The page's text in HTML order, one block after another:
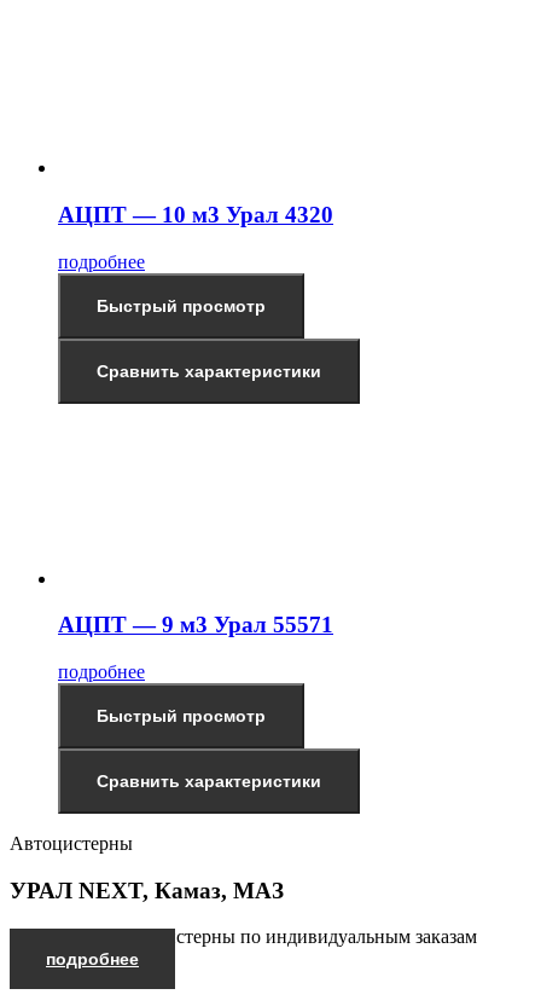
АЦПТ — 10 м3 Урал 4320
подробнее
Быстрый просмотр
Сравнить характеристики
АЦПТ — 9 м3 Урал 55571
подробнее
Быстрый просмотр
Сравнить характеристики
Автоцистерны
УРАЛ NEXT, Камаз, МАЗ
Производим автоцистерны по индивидуальным заказам
подробнее